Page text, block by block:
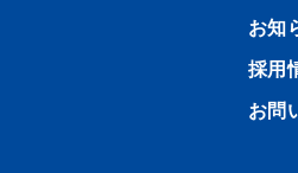
お知
採用
お問